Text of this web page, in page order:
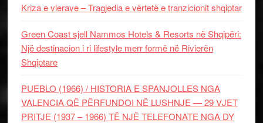
Kriza e vlerave – Tragjedia e vërtetë e tranzicionit shqiptar
Green Coast sjell Nammos Hotels & Resorts në Shqipëri:
Një destinacion i ri lifestyle merr formë në Rivierën
Shqiptare
PUEBLO (1966) / HISTORIA E SPANJOLLES NGA
VALENCIA QË PËRFUNDOI NË LUSHNJE — 29 VJET
PRITJE (1937 – 1966) TË NJË TELEFONATE NGA DY